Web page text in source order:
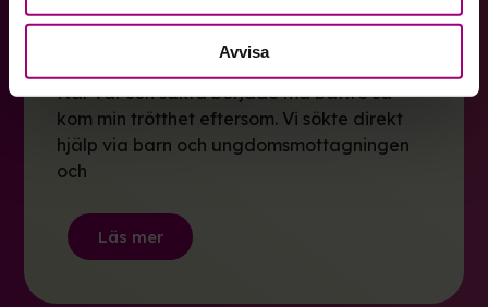
Avvisa
När barnet börjar att må bättre
När vår son sakta började må bättre så
kom min trötthet eftersom. Vi sökte direkt
hjälp via barn och ungdomsmottagningen
och
Läs mer